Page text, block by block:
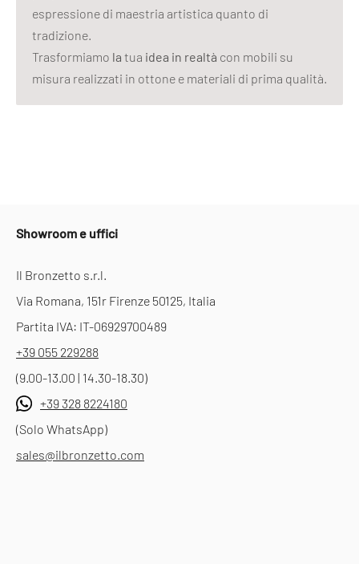
espressione di maestria artistica quanto di
tradizione.
Trasformiamo la tua idea in realtà con mobili su
misura realizzati in ottone e materiali di prima qualità.
Showroom e uffici
Il Bronzetto s.r.l.
Via Romana, 151r Firenze 50125, Italia
Partita IVA: IT-06929700489
+39 055 229288
(9.00-13.00 | 14.30-18.30)
+39 328 8224180
(Solo WhatsApp)
sales@ilbronzetto.com